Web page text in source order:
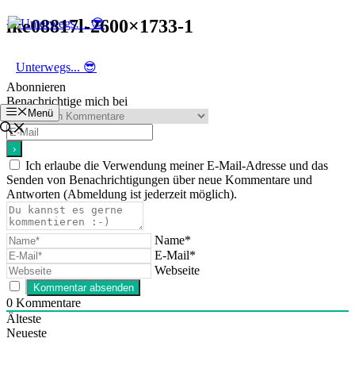
Zum
Inhalt
Unterwegs... 😎
Menü
ike08817l-2600×1733-1
Abonnieren
Benachrichtige mich bei
Ich erlaube die Verwendung meiner E-Mail-Adresse und das
Senden von Benachrichtigungen über neue Kommentare und
Antworten (Abmeldung ist jederzeit möglich).
Name*
E-Mail*
Webseite
0 Kommentare
Älteste
Neueste